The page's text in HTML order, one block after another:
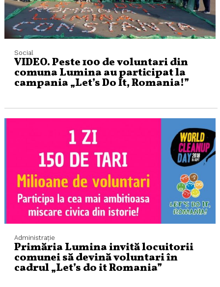
Social
VIDEO. Peste 100 de voluntari din
comuna Lumina au participat la
campania „Let’s Do It, Romania!”
Administraţie
Primăria Lumina invită locuitorii
comunei să devină voluntari în
cadrul „Let’s do it Romania”